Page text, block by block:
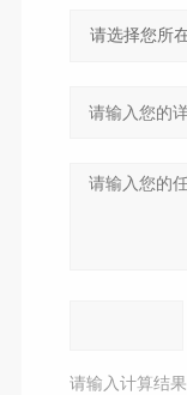
请输入计算结